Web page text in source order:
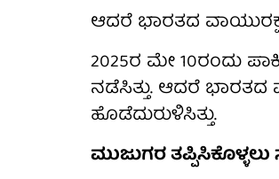
ಆದರೆ ಭಾರತದ
2025ರ ಮೇ 10ರಂದು
ನಡೆಸಿತ್ತು. ಆದರೆ ಭಾರತದ
ಹೊಡೆದುರುಳಿಸಿತ್ತು.
ಮುಜುಗರ ತಪ್ಪಿಸಿಕೊಳ್ಳಲು